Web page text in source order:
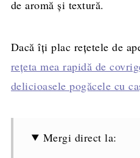
de aromă și textură.
Dacă îți plac rețetele de
rețeta mea rapidă de
delicioasele pogăcele cu
Mergi direct la: